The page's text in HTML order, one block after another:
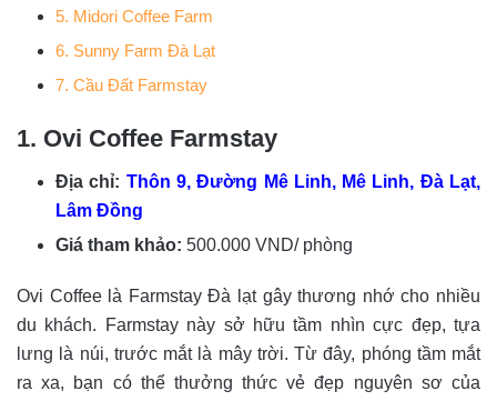
5. Midori Coffee Farm
6. Sunny Farm Đà Lạt
7. Cầu Đất Farmstay
1. Ovi Coffee Farmstay
Địa chỉ: Thôn 9, Đường Mê Linh, Mê Linh, Đà Lạt,
Lâm Đồng
Giá tham khảo: 500.000 VND/ phòng
Ovi Coffee là Farmstay Đà lạt gây thương nhớ cho nhiều
du khách. Farmstay này sở hữu tầm nhìn cực đẹp, tựa
lưng là núi, trước mắt là mây trời. Từ đây, phóng tầm mắt
ra xa, bạn có thể thưởng thức vẻ đẹp nguyên sơ của